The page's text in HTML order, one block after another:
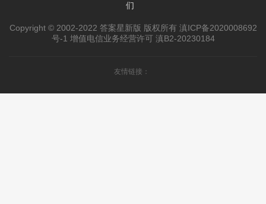
们
Copyright © 2002-2022 答案星新版 版权所有 滇ICP备2020008692
号-1 增值电信业务经营许可 滇B2-20230184
友情链接：